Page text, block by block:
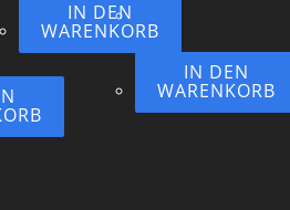
IN DEN
WARENKORB
IN DEN
WARENKORB